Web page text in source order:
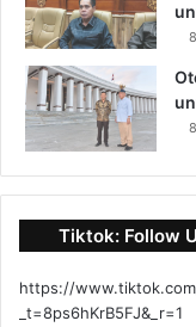
Tiktok: Follow
https://
_t=8ps6hKrB5FJ&_r=1